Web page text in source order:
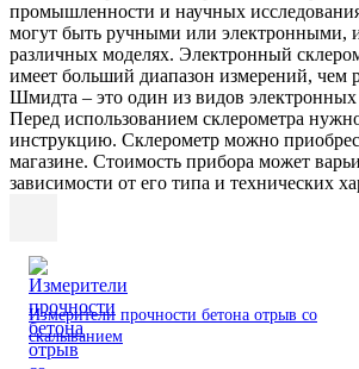
промышленности и научных
могут быть ручными или электронными,
различных моделях. Электронный
имеет больший диапазон измерений, чем
Шмидта – это один из видов электронных
Перед использованием склерометра
инструкцию. Склерометр можно
магазине. Стоимость прибора может
зависимости от его типа и технических
Измерители прочности бетона отрыв со
скалыванием